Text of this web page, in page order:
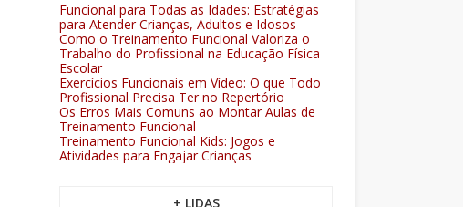
Funcional para Todas as Idades: Estratégias
para Atender Crianças, Adultos e Idosos
Como o Treinamento Funcional Valoriza o
Trabalho do Profissional na Educação Física
Escolar
Exercícios Funcionais em Vídeo: O que Todo
Profissional Precisa Ter no Repertório
Os Erros Mais Comuns ao Montar Aulas de
Treinamento Funcional
Treinamento Funcional Kids: Jogos e
Atividades para Engajar Crianças
+ LIDAS